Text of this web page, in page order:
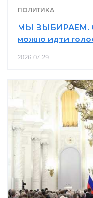
ПОЛИТИКА
МЫ ВЫБИРАЕМ. С
можно идти
2026-07-29